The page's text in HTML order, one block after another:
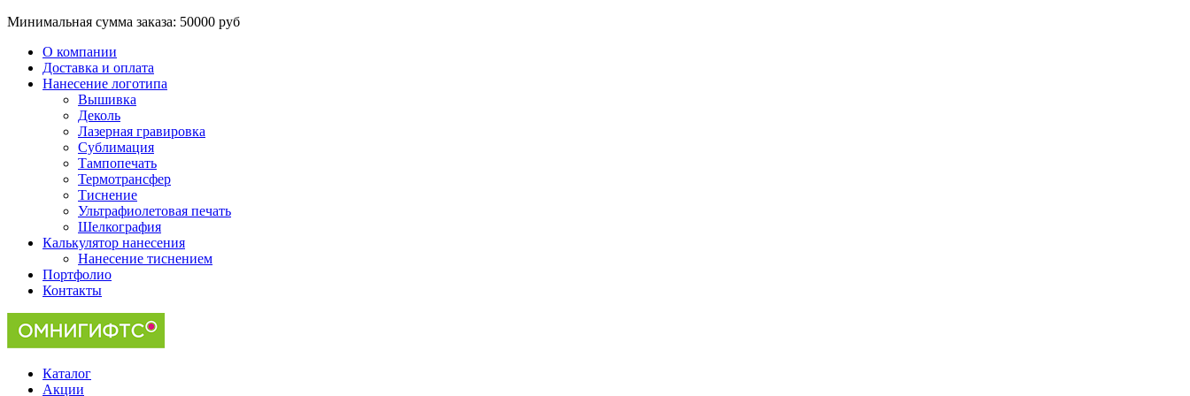
Минимальная сумма заказа: 50000 руб
О компании
Доставка и оплата
Нанесение логотипа
Вышивка
Деколь
Лазерная гравировка
Сублимация
Тампопечать
Термотрансфер
Тиснение
Ультрафиолетовая печать
Шелкография
Калькулятор нанесения
Нанесение тиснением
Портфолио
Контакты
Каталог
Акции